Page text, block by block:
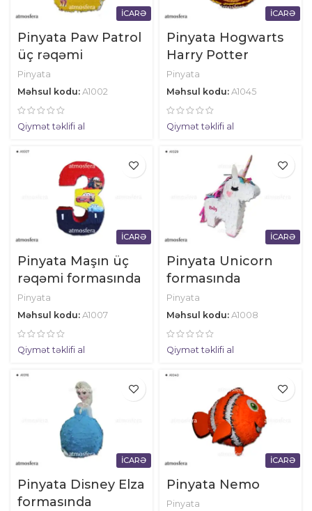
İCARƏ
Pinyata Paw Patrol
üç rəqəmi
Pinyata
Məhsul kodu: A1002
Qiymət təklifi al
İCARƏ
Pinyata Hogwarts
Harry Potter
Pinyata
Məhsul kodu: A1045
Qiymət təklifi al
İCARƏ
Pinyata Maşın üç
rəqəmi formasında
Pinyata
Məhsul kodu: A1007
Qiymət təklifi al
İCARƏ
Pinyata Unicorn
formasında
Pinyata
Məhsul kodu: A1008
Qiymət təklifi al
İCARƏ
Pinyata Disney Elza
formasında
İCARƏ
Pinyata Nemo
Pinyata